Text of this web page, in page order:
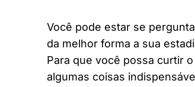
Você pode estar se
da melhor forma a sua
Para que você possa curtir
algumas coisas